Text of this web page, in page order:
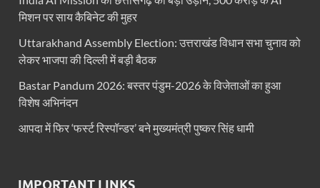
मिशन पर साय कैबिनेट की मुहर
Uttarakhand Assembly Election: उत्तराखंड विधान सभा चुनाव को
लेकर भाजपा की दिल्ली में बड़ी बैठक
Bastar Pandum 2026: बस्तर पंडुम-2026 के विजेताओं का हुआ
विशेष अभिनंदन
आपदा में फिर ‘फर्स्ट रिस्पॉन्डर’ बने मुख्यमंत्री पुष्कर सिंह धामी
IMPORTANT LINKS